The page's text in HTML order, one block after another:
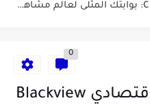
خاتم ذكي بإمتياز يدعم الذكاء الإصطناعي لمراقبة الصحة -...
0
تعرف على الهاتف الإقتصادي Blackview